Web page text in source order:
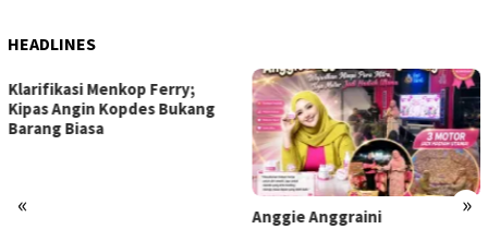
HEADLINES
« »
Anggie Anggraini
DPC PDI Perjuangan Bolmong
Utara Ikuti Konsilidasi di
Makassar; Perkuat
Kebersamaan dan Tegaskan
Kedisiplinan Sebagai Modal
Utama